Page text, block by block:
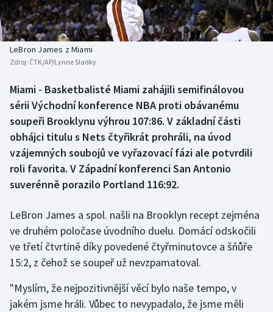
Baseball a softbal
Basketbal
Biatlon
Boby a skeleton
Box
Curling
Dostihy
Florbal
Futsal
Golf
Gymnastika
Soutěže
Historické návraty
Aplikace ČT sport
AZ kvíz
LeBron James z Miami
Zdroj: ČTK/AP/Lynne Sladky
Miami - Basketbalisté Miami zahájili semifinálovou
sérii Východní konference NBA proti obávanému
soupeři Brooklynu výhrou 107:86. V základní části
obhájci titulu s Nets čtyřikrát prohráli, na úvod
vzájemných soubojů ve vyřazovací fázi ale potvrdili
roli favorita. V Západní konferenci San Antonio
suverénně porazilo Portland 116:92.
LeBron James a spol. našli na Brooklyn recept zejména
ve druhém poločase úvodního duelu. Domácí odskočili
ve třetí čtvrtině díky povedené čtyřminutovce a šňůře
15:2, z čehož se soupeř už nevzpamatoval.
"Myslím, že nejpozitivnější věcí bylo naše tempo, v
jakém jsme hráli. Vůbec to nevypadalo, že jsme měli